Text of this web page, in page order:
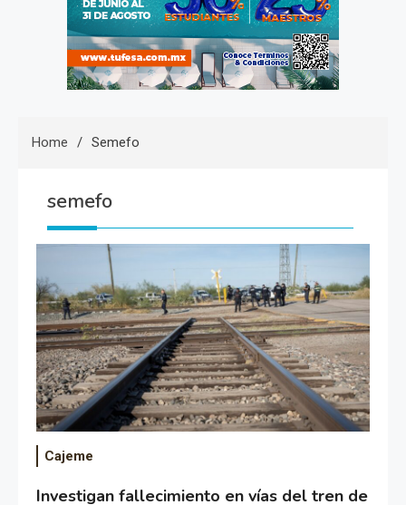
Home Semefo
semefo
Cajeme
Investigan fallecimiento en vías del tren de